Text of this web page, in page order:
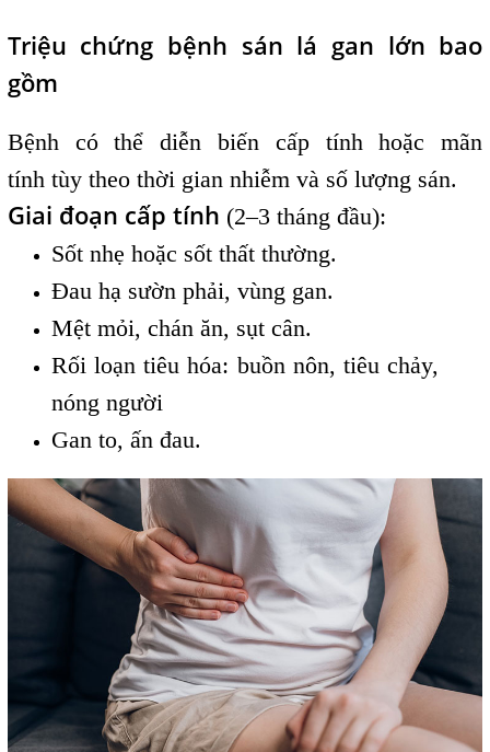
Triệu chứng bệnh sán lá gan lớn bao
gồm
Bệnh có thể diễn biến cấp tính hoặc mãn
tính tùy theo thời gian nhiễm và số lượng sán.
Giai đoạn cấp tính (2–3 tháng đầu):
Sốt nhẹ hoặc sốt thất thường.
Đau hạ sườn phải, vùng gan.
Mệt mỏi, chán ăn, sụt cân.
Rối loạn tiêu hóa: buồn nôn, tiêu chảy,
nóng người
Gan to, ấn đau.